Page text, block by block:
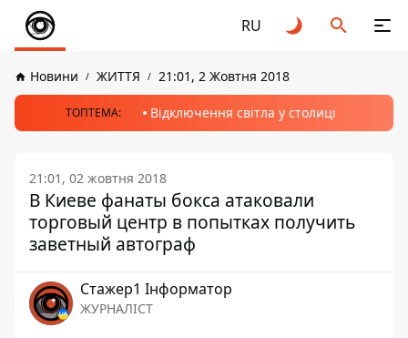
RU
Новини ЖИТТЯ 21:01, 2 Жовтня 2018
ТОПТЕМА: Відключення світла у столиці
21:01, 02 жовтня 2018
В Киеве фанаты бокса атаковали
торговый центр в попытках получить
заветный автограф
Стажер1 Інформатор
ЖУРНАЛІСТ